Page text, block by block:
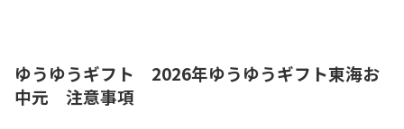
ゆうゆうギフト 2026年ゆうゆうギフト東海お
中元 注意事項